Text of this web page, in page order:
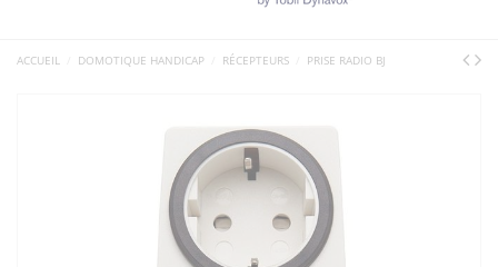
ACCUEIL DOMOTIQUE HANDICAP RÉCEPTEURS PRISE RADIO BJ